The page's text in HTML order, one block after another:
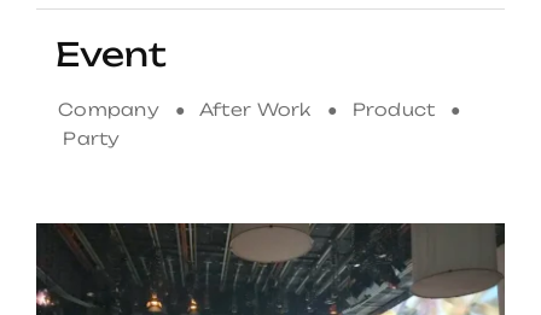
Event
Company ● After Work ● Product ●
Party